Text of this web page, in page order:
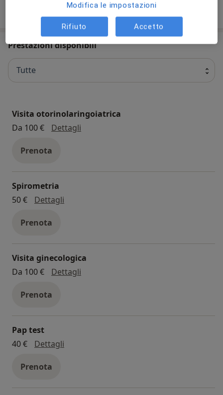
Visualizza altre informazioni
Prestazioni disponibili
Tutte
Visita otorinolaringoiatrica
Da 100 €
Dettagli
Prenota
Spirometria
50 €
Dettagli
Prenota
Visita ginecologica
Da 100 €
Dettagli
Prenota
Pap test
40 €
Dettagli
Prenota
Modifica le impostazioni
Rifiuto Accetto